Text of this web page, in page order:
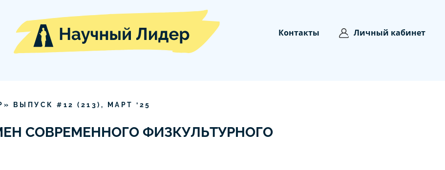
Контакты Личный кабинет
ВЫПУСК # 12 ( 213), МАРТ ‘ 25
СОВРЕМЕННОГО ФИЗКУЛЬТУРНОГО